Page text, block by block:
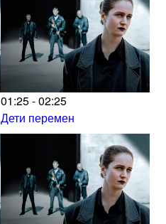
01:25 - 02:25
Дети перемен